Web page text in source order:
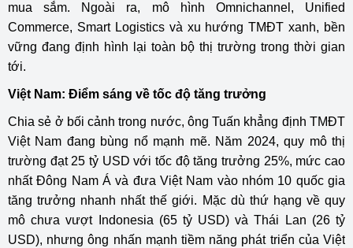
mua sắm. Ngoài ra, mô hình Omnichannel, Unified
Commerce, Smart Logistics và xu hướng TMĐT xanh, bền
vững đang định hình lại toàn bộ thị trường trong thời gian
tới.
Việt Nam: Điểm sáng về tốc độ tăng trưởng
Chia sẻ ở bối cảnh trong nước, ông Tuấn khẳng định TMĐT
Việt Nam đang bùng nổ mạnh mẽ. Năm 2024, quy mô thị
trường đạt 25 tỷ USD với tốc độ tăng trưởng 25%, mức cao
nhất Đông Nam Á và đưa Việt Nam vào nhóm 10 quốc gia
tăng trưởng nhanh nhất thế giới. Mặc dù thứ hạng về quy
mô chưa vượt Indonesia (65 tỷ USD) và Thái Lan (26 tỷ
USD), nhưng ông nhấn mạnh tiềm năng phát triển của Việt